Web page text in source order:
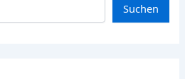
Suchen